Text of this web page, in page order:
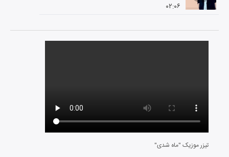
۰۲:۰۶
تیزر موزیک "ماه شدی"